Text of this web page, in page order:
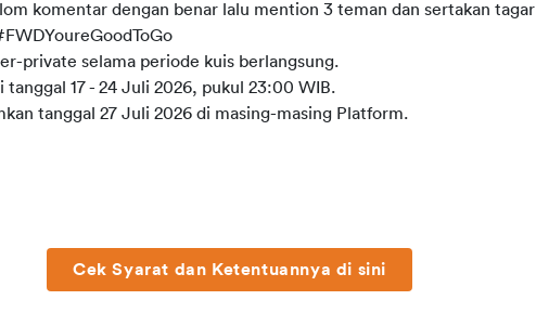
komentar dengan benar lalu mention 3 teman dan sertakan tagar
private selama periode kuis berlangsung.
tanggal 17 - 24 Juli 2026, pukul 23:00 WIB.
tanggal 27 Juli 2026 di masing-masing Platform.
Cek Syarat dan Ketentuannya di sini